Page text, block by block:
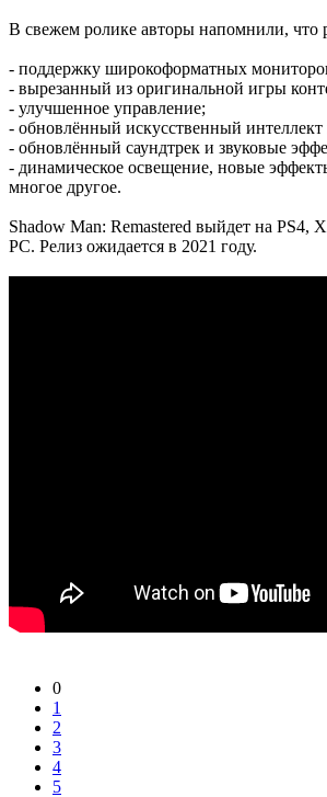
В свежем ролике авторы напомнили, что
- поддержку широкоформатных
- вырезанный из оригинальной игры
- улучшенное управление;
- обновлённый искусственный
- обновлённый саундтрек и звуковые
- динамическое освещение, новые
многое другое.
Shadow Man: Remastered выйдет на PS4,
PC. Релиз ожидается в 2021 году.
0
1
2
3
4
5